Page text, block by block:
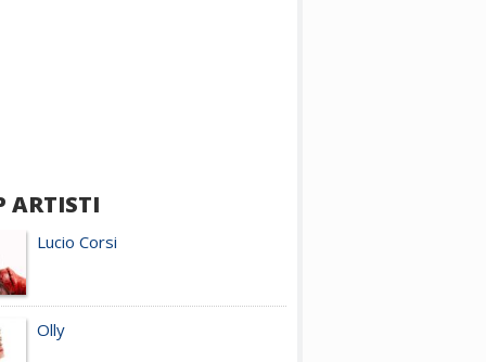
ARTISTI
Lucio Corsi
Olly